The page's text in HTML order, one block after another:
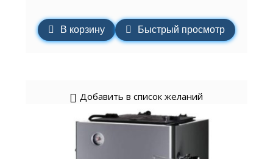
В корзину Быстрый просмотр
Добавить в список желаний